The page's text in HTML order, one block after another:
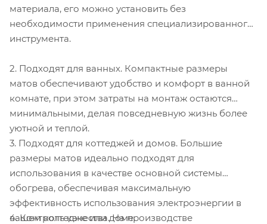
материала, его можно установить без
необходимости применения специализированного
инструмента.
2. Подходят для ванных. Компактные размеры
матов обеспечивают удобство и комфорт в ванной
комнате, при этом затраты на монтаж остаются
минимальными, делая повседневную жизнь более
уютной и теплой.
3. Подходят для коттеджей и домов. Большие
размеры матов идеально подходят для
использования в качестве основной системы
обогрева, обеспечивая максимальную
эффективность использования электроэнергии в
вашем коттедже или доме.
4. Контроль качества. На производстве